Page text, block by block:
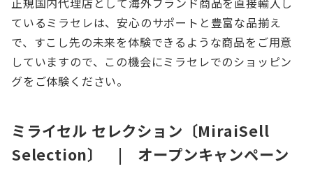
ているミラセレは、安心のサポートと豊富な品揃え
で、すこし先の未来を体験できるような商品をご用意
していますので、この機会にミラセレでのショッピン
グをご体験ください。
ミライセル セレクション〔MiraiSell
Selection〕 | オープンキャンペーン